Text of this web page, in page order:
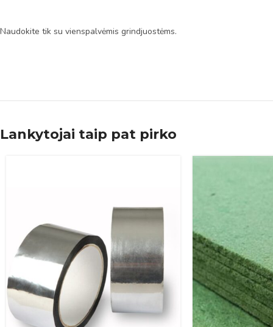
Naudokite tik su vienspalvėmis grindjuostėms.
Lankytojai taip pat pirko